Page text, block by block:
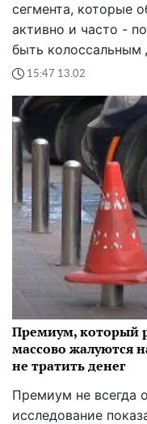
сегмента, которые
активно и часто -
быть колоссальным
15:47 13.02
Премиум, который
массово жалуются
не тратить денег
Премиум не всегда
исследование